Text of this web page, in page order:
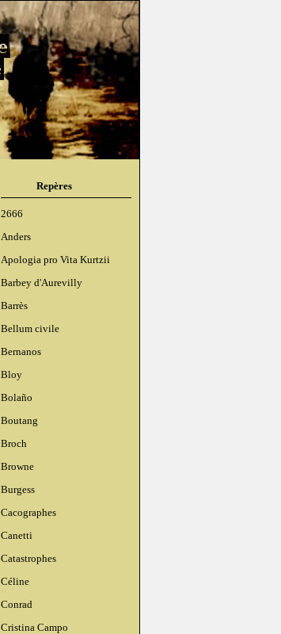
Repères
2666
Anders
Apologia pro Vita Kurtzii
Barbey d'Aurevilly
Barrès
Bellum civile
Bernanos
Bloy
Bolaño
Boutang
Broch
Browne
Burgess
Cacographes
Canetti
Catastrophes
Céline
Conrad
Cristina Campo